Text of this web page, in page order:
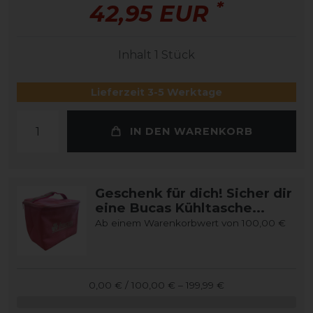
42,95 EUR *
Inhalt 1 Stück
Lieferzeit 3-5 Werktage
IN DEN WARENKORB
Geschenk für dich! Sicher dir
eine Bucas Kühltasche...
Ab einem Warenkorbwert von 100,00 €
0,00 € / 100,00 € – 199,99 €